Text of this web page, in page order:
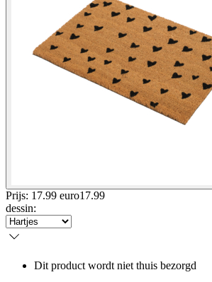
Prijs: 17.99 euro17.99
dessin:
Dit product wordt niet thuis bezorgd